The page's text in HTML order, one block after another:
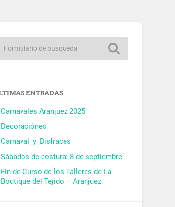
ENTRADAS
Carnavales Aranjuez 2025
Decoraciónes
Carnaval_y_Disfraces
Sábados de costura: 8 de septiembre
Fin de Curso de los Talleres de La
Boutique del Tejido – Aranjuez